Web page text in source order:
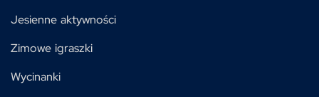
Jesienne aktywności
Zimowe igraszki
Wycinanki